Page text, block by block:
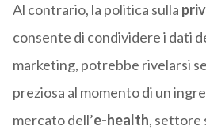
Al contrario, la politica sulla
consente di condividere i dati
marketing, potrebbe rivelarsi
preziosa al momento di un
mercato dell’e-health, settore